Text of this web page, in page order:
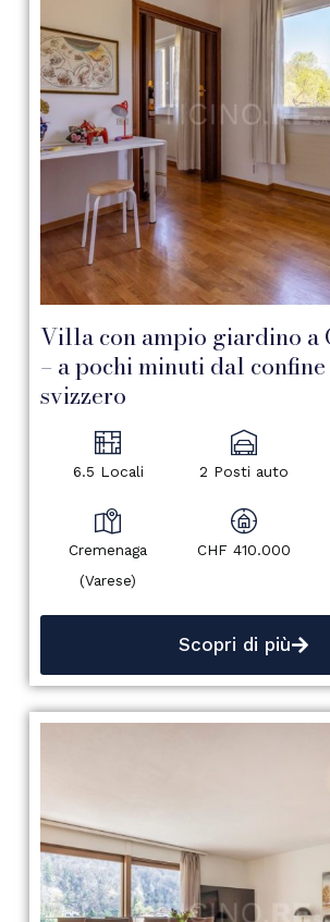
Villa con ampio giardino a
– a pochi minuti dal
svizzero
6.5 Locali 2 Posti auto
Cremenaga
(Varese)
CHF 410.000
Scopri di più